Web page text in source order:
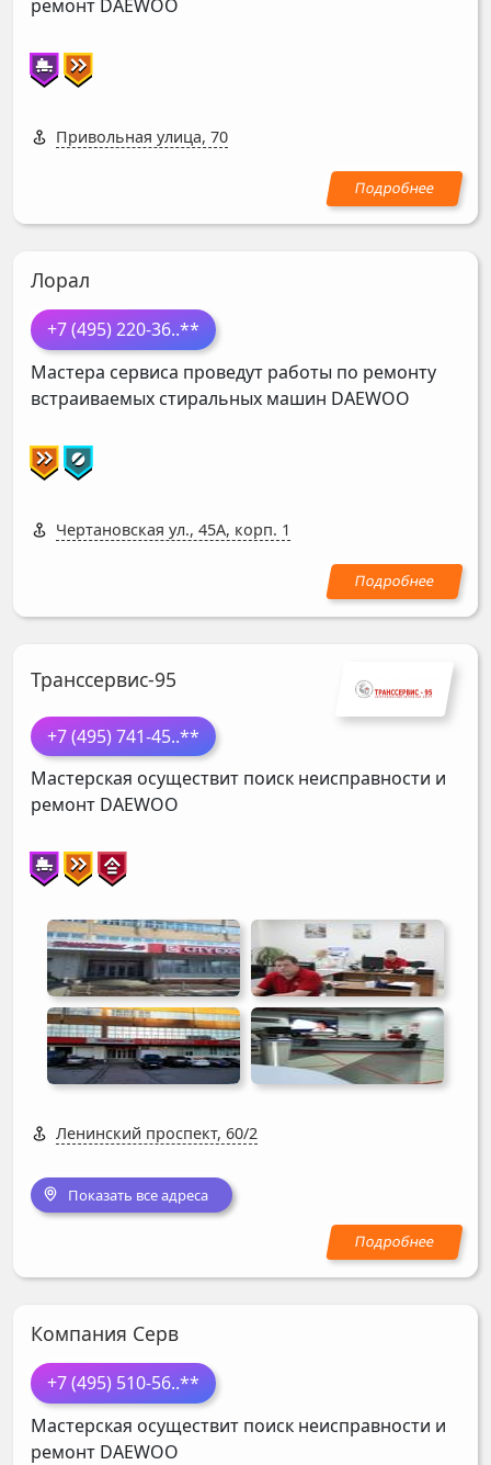
ремонт DAEWOO
Привольная улица, 70
Лорал
+7 (495) 220-36..**
Мастера сервиса проведут работы по ремонту
встраиваемых стиральных машин DAEWOO
Чертановская ул., 45А, корп. 1
Транссервис-95
+7 (495) 741-45..**
Мастерская осуществит поиск неисправности и
ремонт DAEWOO
Ленинский проспект, 60/2
Показать все адреса
Компания Серв
+7 (495) 510-56..**
Мастерская осуществит поиск неисправности и
ремонт DAEWOO